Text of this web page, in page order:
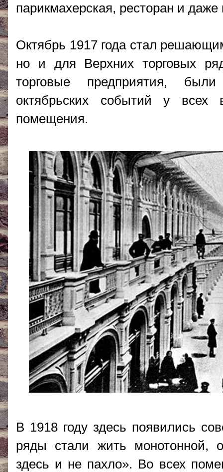
парикмахерская, ресторан и даже
Октябрь 1917 года стал
но и для Верхних торговых
торговые предприятия,
октябрьских событий у всех
помещения.
В 1918 году здесь появились
ряды стали жить монотонной,
здесь и не пахло». Во всех